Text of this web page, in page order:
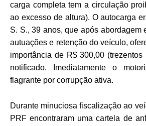
carga completa tem a circulação
ao excesso de altura). O autocarga
S. S., 39 anos, que após abordagem
autuações e retenção do veículo,
importância de R$ 300,00
notificado. Imediatamente o
flagrante por corrupção ativa.
Durante minuciosa fiscalização ao
PRF encontraram uma cartela de